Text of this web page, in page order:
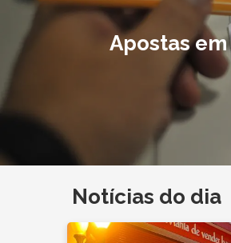
Apostas
Notícias do dia